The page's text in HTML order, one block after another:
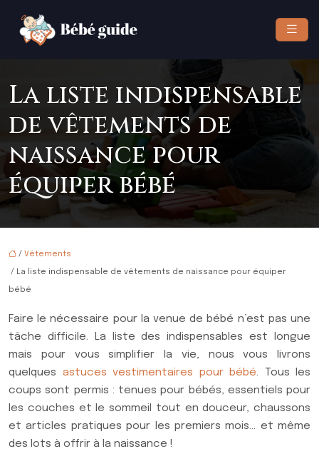
La liste indispensable
de vêtements de
naissance pour
équiper bébé
/ Vêtements
/ La liste indispensable de vêtements de naissance pour équiper
bébé
Faire le nécessaire pour la venue de bébé n’est pas une
tâche difficile. La liste des indispensables est longue
mais pour vous simplifier la vie, nous vous livrons
quelques astuces vestimentaires pour bébé. Tous les
coups sont permis : tenues pour bébés, essentiels pour
les couches et le sommeil tout en douceur, chaussons
et articles pratiques pour les premiers mois… et même
des lots à offrir à la naissance !